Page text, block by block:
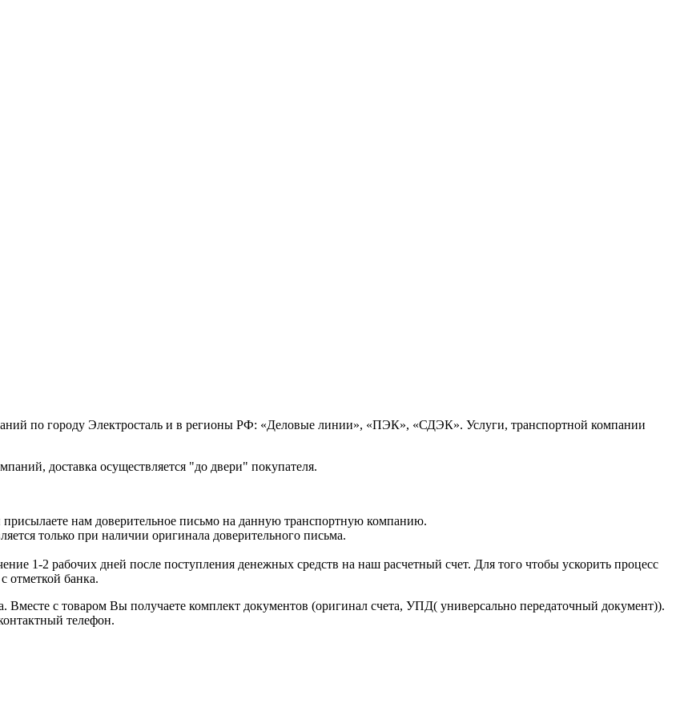
по городу Электросталь и в регионы РФ: «Деловые линии», «ПЭК», «СДЭК». Услуги, транспортной компании
доставка осуществляется "до двери" покупателя.
нам доверительное письмо на данную транспортную компанию.
только при наличии оригинала доверительного письма.
1-2 рабочих дней после поступления денежных средств на наш расчетный счет. Для того чтобы ускорить процесс
отметкой банка.
с товаром Вы получаете комплект документов (оригинал счета, УПД( универсально передаточный документ)).
телефон.